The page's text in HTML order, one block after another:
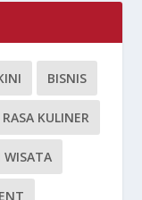
BISNIS
KULINER
WISATA